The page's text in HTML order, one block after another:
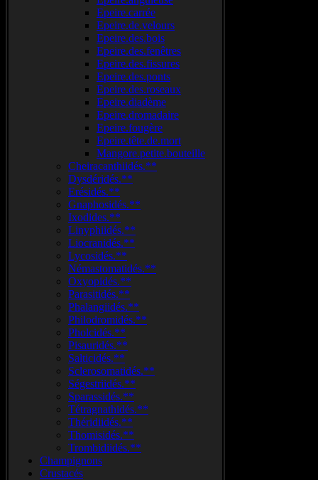
Epeire.carrée
Epeire.de.velours
Epeire.des.bois
Epeire.des.fenêtres
Epeire.des.fissures
Epeire.des.ponts
Epeire.des.roseaux
Epeire.diadème
Epeire.dromadaire
Epeire.fougère
Epeire.tête.de.mort
Mangore.petite.bouteille
Cheiracanthiidés.**
Dysdéridés.**
Erésidés.**
Gnaphosidés.**
Ixodides.**
Linyphiidés.**
Liocranidés.**
Lycosidés.**
Némastomatidés.**
Oxyopidés.**
Parasitidés.**
Phalangiidés.**
Philodromidés.**
Pholcidés.**
Pisauridés.**
Salticidés.**
Sclerosomatidés.**
Ségestriidés.**
Sparassidés.**
Tétragnathidés.**
Théridiidés.**
Thomisidés.**
Trombidiidés.**
Champignons
Crustacés